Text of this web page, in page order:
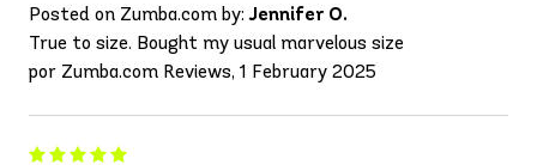
Posted on Zumba.com by:Jennifer O.
True to size. Bought my usual marvelous size
por Zumba.com Reviews, 1 February 2025